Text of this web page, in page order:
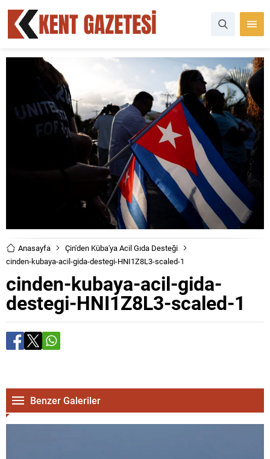
Anasayfa
Çin'den Küba'ya Acil Gıda Desteği
cinden-kubaya-acil-gida-destegi-HNI1Z8L3-scaled-1
cinden-kubaya-acil-gida-
destegi-HNI1Z8L3-scaled-1
Benzer Galeriler